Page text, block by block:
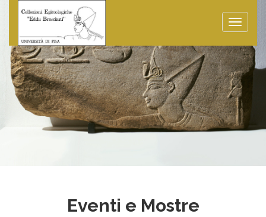
Toggle
Eventi e Mostre